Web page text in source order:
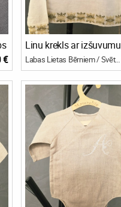
€
Linu krekls ar izšuvumu
Labas Lietas Bērniem / Svētku bode